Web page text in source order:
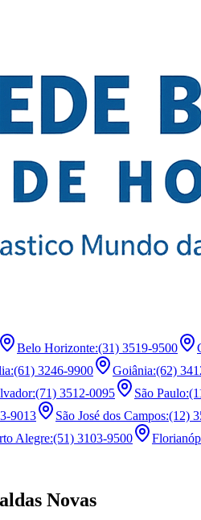
Belo Horizonte:(31) 3519-9500
:(61) 3246-9900 Goiânia:(62)
:(71) 3512-0095 São Paulo:
9013 São José dos Campos:(12)
Alegre:(51) 3103-9500
Novas